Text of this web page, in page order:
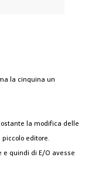
la cinquina un
la modifica delle
piccolo editore.
e quindi di E/O avesse